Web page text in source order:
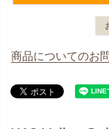
商品についてのお